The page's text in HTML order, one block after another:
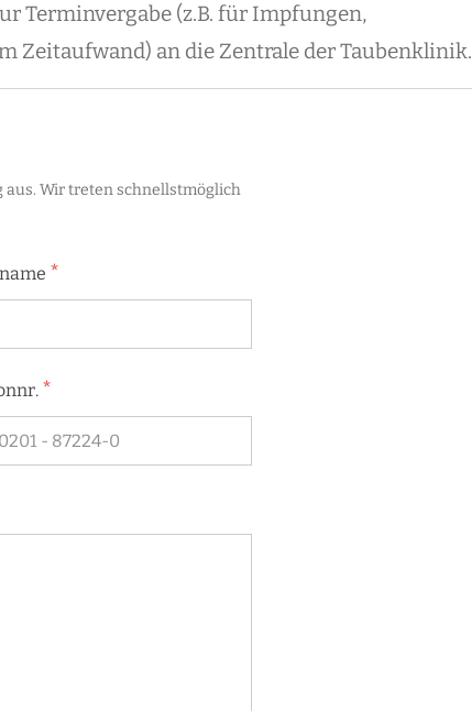
Terminvergabe (z.B. für Impfungen,
Zeitaufwand) an die Zentrale der Taubenklinik.
Wir treten schnellstmöglich
*
*